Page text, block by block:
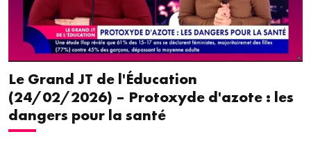
Harold Cobert, professeur de lettres et auteur de "Foi de prof".
Il revient sur son expérience dans l’enseignement catholique
privé et sa confiance en la jeunesse.
Le Grand JT de l'Éducation
(24/02/2026) – Protoxyde d'azote : les
dangers pour la santé